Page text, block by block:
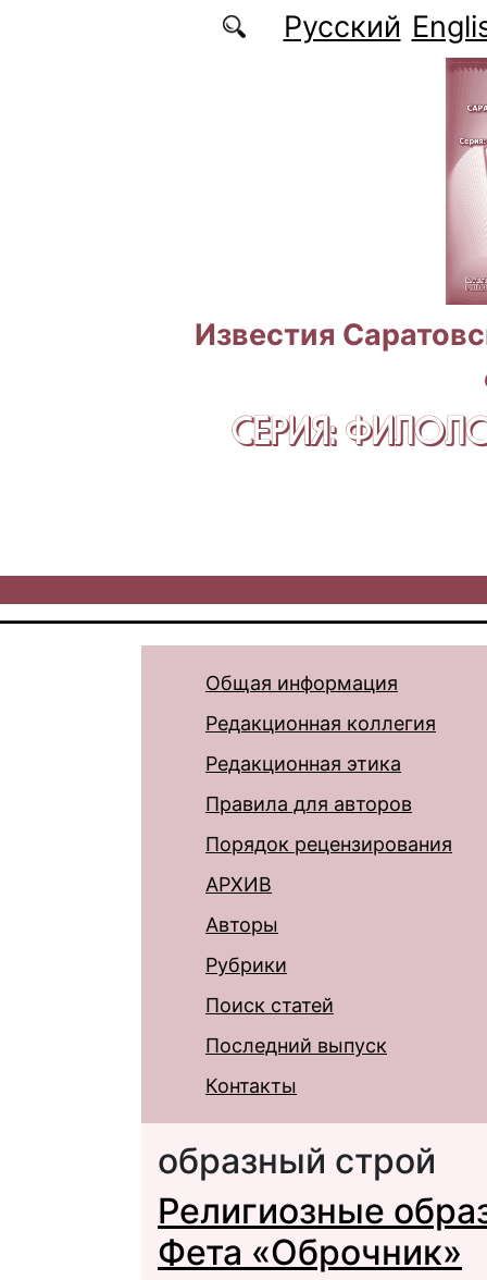
Перейти к основному содержаниюРусский
Известия
СЕРИЯ:
Общая информация
Редакционная коллегия
Редакционная этика
Правила для авторов
Порядок рецензирования
АРХИВ
Авторы
Рубрики
Поиск статей
Последний выпуск
Контакты
образный строй
Религиозные
Фета «Оброчник»